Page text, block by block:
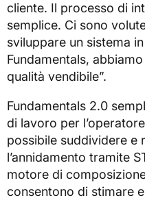
cliente. Il processo di
semplice. Ci sono
sviluppare un sistema
Fundamentals,
qualità vendibile”.
Fundamentals 2.0
di lavoro per
possibile suddividere e
l’annidamento tramite
motore di
consentono di stimare